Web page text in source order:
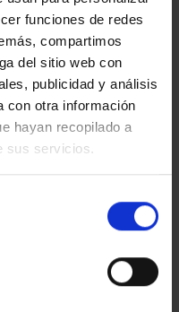
funciones de redes
compartimos
del sitio web con
publicidad y análisis
con otra información
hayan recopilado a
sus servicios.
CAPITALES DE
PROVINCIA 2
949,00 €
Sólo para usuarios
registrados